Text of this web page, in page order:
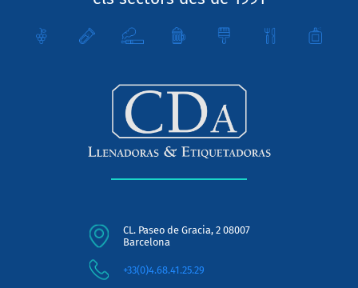
CL. Paseo de Gracia, 2 08007
Barcelona
+33(0)4.68.41.25.29